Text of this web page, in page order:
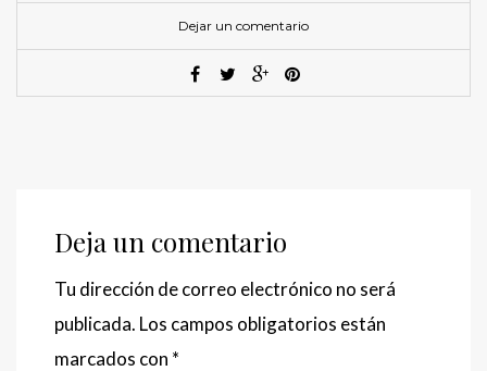
Dejar un comentario
Deja un comentario
Tu dirección de correo electrónico no será
publicada. Los campos obligatorios están
marcados con *